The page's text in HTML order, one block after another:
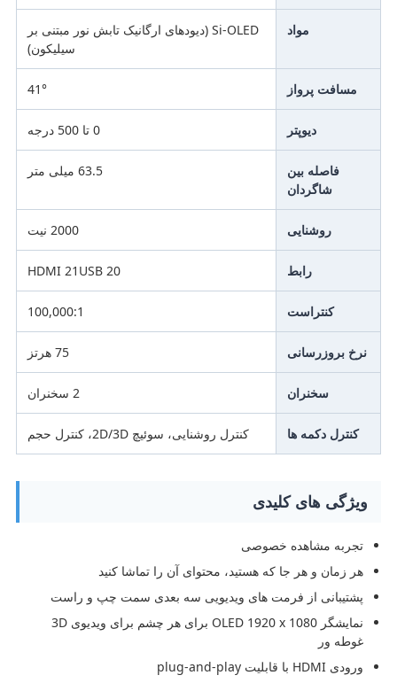
مواد
Si-OLED (دیودهای ارگانیک تابش نور مبتنی بر
سیلیکون)
مسافت پرواز 41°
دیوپتر 0 تا 500 درجه
فاصله بین
شاگردان
63.5 میلی متر
روشنایی 2000 نیت
رابط HDMI 21USB 20
کنتراست 100,000:1
نرخ بروزرسانی 75 هرتز
سخنران 2 سخنران
کنترل دکمه ها کنترل روشنایی، سوئیچ 2D/3D، کنترل حجم
ویژگی های کلیدی
تجربه مشاهده خصوصی
هر زمان و هر جا که هستید، محتوای آن را تماشا کنید
پشتیبانی از فرمت های ویدیویی سه بعدی سمت چپ و راست
نمایشگر OLED 1920 x 1080 برای هر چشم برای ویدیوی 3D
غوطه ور
ورودی HDMI با قابلیت plug-and-play